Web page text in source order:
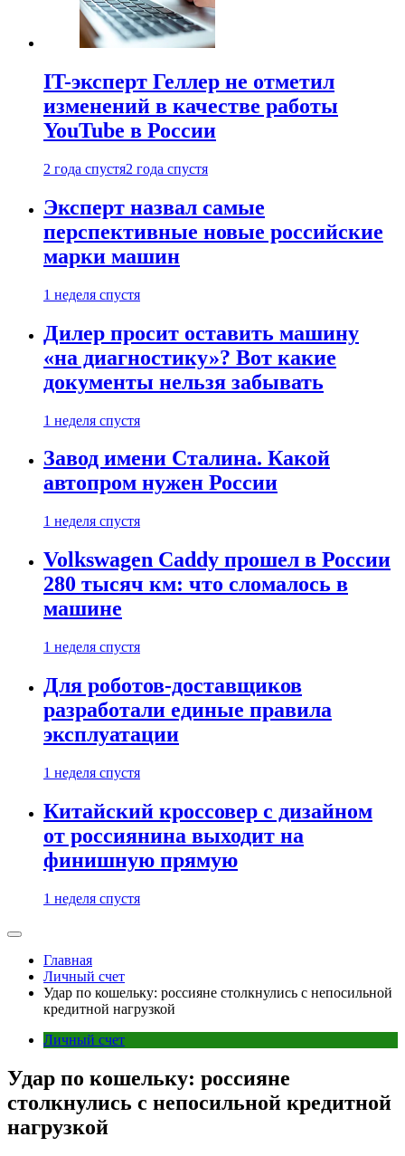
IT-эксперт Геллер не отметил
изменений в качестве работы
YouTube в России
2 года спустя2 года спустя
Эксперт назвал самые
перспективные новые российские
марки машин
1 неделя спустя
Дилер просит оставить машину
«на диагностику»? Вот какие
документы нельзя забывать
1 неделя спустя
Завод имени Сталина. Какой
автопром нужен России
1 неделя спустя
Volkswagen Caddy прошел в России
280 тысяч км: что сломалось в
машине
1 неделя спустя
Для роботов-доставщиков
разработали единые правила
эксплуатации
1 неделя спустя
Китайский кроссовер с дизайном
от россиянина выходит на
финишную прямую
1 неделя спустя
Главная
Личный счет
Удар по кошельку: россияне столкнулись с непосильной
кредитной нагрузкой
Личный счет
Удар по кошельку: россияне
столкнулись с непосильной кредитной
нагрузкой